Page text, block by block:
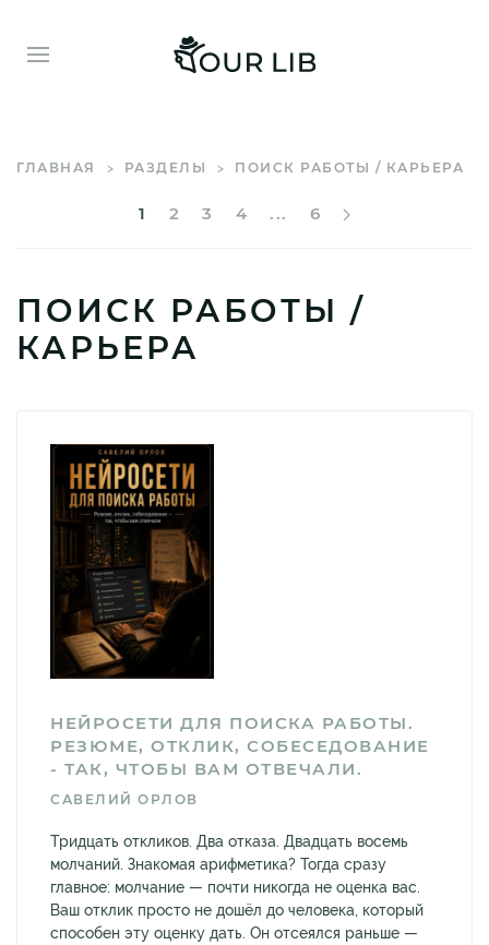
ГЛАВНАЯ РАЗДЕЛЫ ПОИСК РАБОТЫ / КАРЬЕРА
1 2 3 4 ... 6
ПОИСК РАБОТЫ /
КАРЬЕРА
НЕЙРОСЕТИ ДЛЯ ПОИСКА РАБОТЫ.
РЕЗЮМЕ, ОТКЛИК, СОБЕСЕДОВАНИЕ
- ТАК, ЧТОБЫ ВАМ ОТВЕЧАЛИ.
САВЕЛИЙ ОРЛОВ
Тридцать откликов. Два отказа. Двадцать восемь
молчаний. Знакомая арифметика? Тогда сразу
главное: молчание — почти никогда не оценка вас.
Ваш отклик просто не дошёл до человека, который
способен эту оценку дать. Он отсеялся раньше —